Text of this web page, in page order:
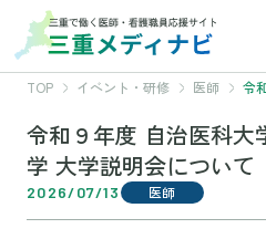
TOP イベント・研修 医師 令
令和９年度 自治医科大
学 大学説明会について
2026/07/13 医師